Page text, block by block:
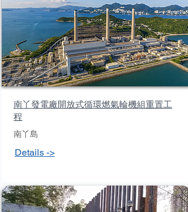
南丫發電廠開放式循環燃氣輪機組重置工
程
南丫島
Details ->